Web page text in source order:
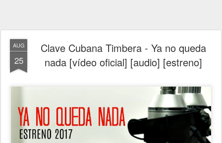
AUG
25
Clave Cubana Timbera - Ya no queda
nada [vídeo oficial] [audio] [estreno]